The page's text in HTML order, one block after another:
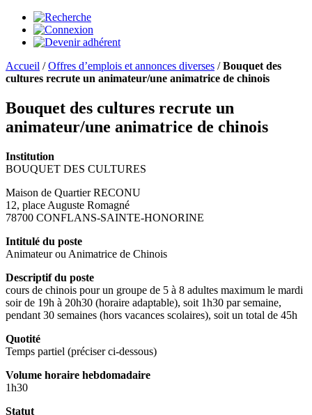
Accueil /Offres d’emplois et annonces diverses /Bouquet des
cultures recrute un animateur/une animatrice de chinois
Bouquet des cultures recrute un
animateur/une animatrice de chinois
Institution
BOUQUET DES CULTURES
Maison de Quartier RECONU
12, place Auguste Romagné
78700 CONFLANS-SAINTE-HONORINE
Intitulé du poste
Animateur ou Animatrice de Chinois
Descriptif du poste
cours de chinois pour un groupe de 5 à 8 adultes maximum le mardi
soir de 19h à 20h30 (horaire adaptable), soit 1h30 par semaine,
pendant 30 semaines (hors vacances scolaires), soit un total de 45h
Quotité
Temps partiel (préciser ci-dessous)
Volume horaire hebdomadaire
1h30
Statut